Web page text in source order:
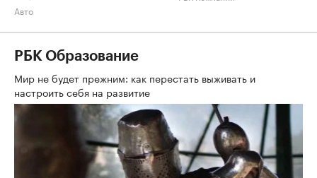
Авто
РБК Образование
Мир не будет прежним: как перестать выживать и
настроить себя на развитие